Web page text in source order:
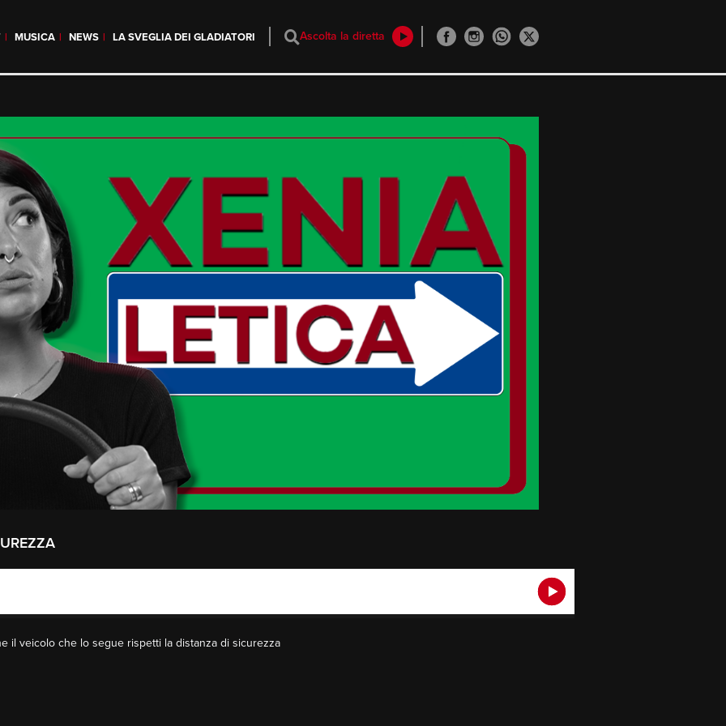
MUSICA NEWS LA SVEGLIA DEI GLADIATORI Ascolta la diretta
il veicolo che lo segue rispetti la distanza di sicurezza